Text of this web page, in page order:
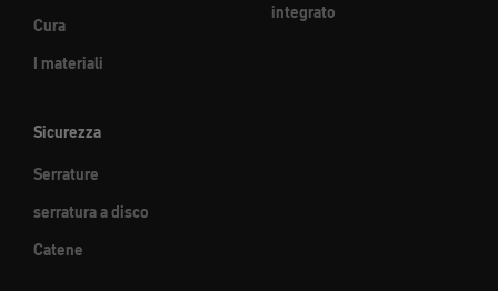
Cura
I materiali
integrato
Sicurezza
Serrature
serratura a disco
Catene